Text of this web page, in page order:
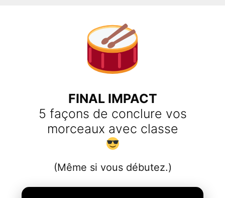
FINAL IMPACT
5 façons de conclure vos
morceaux avec classe
(Même si vous débutez.)